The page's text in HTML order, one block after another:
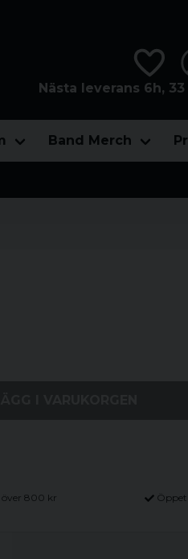
Nästa leverans 6h,
Band Merch
800 kr